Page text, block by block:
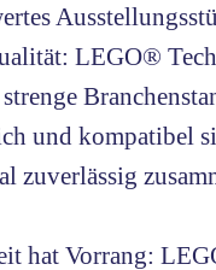
LEGO®
und kompatibel
zuverlässig
hat Vorrang: